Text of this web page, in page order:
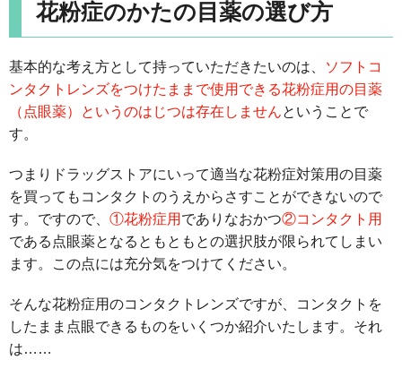
花粉症のかたの目薬の選び方
基本的な考え方として持っていただきたいのは、
ソフトコ
ンタクトレンズをつけたままで使用できる花粉症用の目薬
（点眼薬）というのはじつは存在しませんということで
す。
つまりドラッグストアにいって適当な花粉症対策用の目薬
を買ってもコンタクトのうえからさすことができないので
す。ですので、 ①花粉症用 でありなおかつ②コンタクト用
である点眼薬となるともともとの選択肢が限られてしまい
ます。この点には充分気をつけてください。
そんな花粉症用のコンタクトレンズですが、コンタクトを
したまま点眼できるものをいくつか紹介いたします。それ
は……